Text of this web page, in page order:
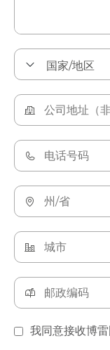
我同意接收博